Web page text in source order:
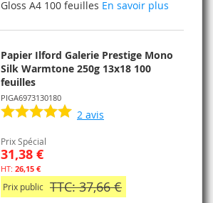
MA
LISTE
D’ENVIE
COMPARATEUR
Gloss A4 100 feuilles En savoir plus
Papier Ilford Galerie Prestige Mono
Silk Warmtone 250g 13x18 100
feuilles
PIGA6973130180
2 avis
Prix Spécial
31,38 €
26,15 €
Prix public TTC: 37,66 €